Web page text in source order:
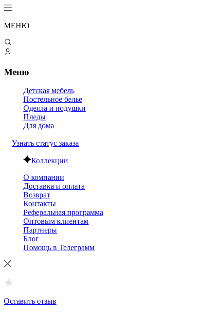
МЕНЮ
Меню
Детская мебель
Постельное белье
Одеяла и подушки
Пледы
Для дома
Узнать статус заказа
Коллекции
О компании
Доставка и оплата
Возврат
Контакты
Реферальная программа
Оптовым клиентам
Партнеры
Блог
Помощь в Телеграмм
Оставить отзыв